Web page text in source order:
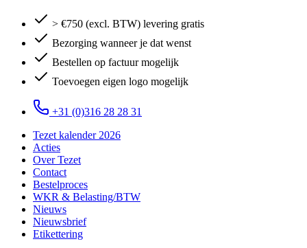
> €750 (excl. BTW) levering gratis
Bezorging wanneer je dat wenst
Bestellen op factuur mogelijk
Toevoegen eigen logo mogelijk
+31 (0)316 28 28 31
Tezet kalender 2026
Acties
Over Tezet
Contact
Bestelproces
WKR & Belasting/BTW
Nieuws
Nieuwsbrief
Etikettering